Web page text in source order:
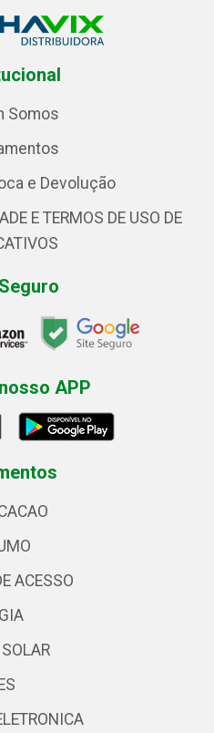
Somos
e Devolução
E TERMOS DE USO DE
APP
ACESSO